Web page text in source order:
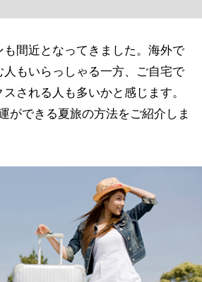
間近となってきました。海外で
もいらっしゃる一方、ご自宅で
される人も多いかと感じます。
ができる夏旅の方法をご紹介しま